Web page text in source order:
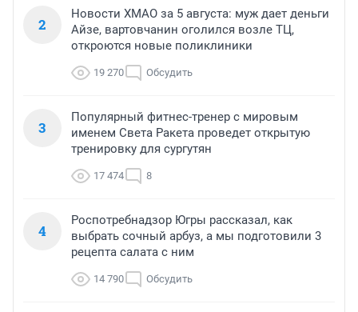
2
Новости ХМАО за 5 августа: муж дает деньги
Айзе, вартовчанин оголился возле ТЦ,
откроются новые поликлиники
19 270 Обсудить
3
Популярный фитнес-тренер с мировым
именем Света Ракета проведет открытую
тренировку для сургутян
17 474 8
4
Роспотребнадзор Югры рассказал, как
выбрать сочный арбуз, а мы подготовили 3
рецепта салата с ним
14 790 Обсудить